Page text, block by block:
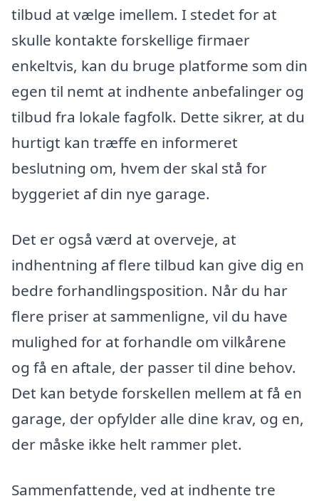
tilbud at vælge imellem. I stedet for at
skulle kontakte forskellige firmaer
enkeltvis, kan du bruge platforme som din
egen til nemt at indhente anbefalinger og
tilbud fra lokale fagfolk. Dette sikrer, at du
hurtigt kan træffe en informeret
beslutning om, hvem der skal stå for
byggeriet af din nye garage.
Det er også værd at overveje, at
indhentning af flere tilbud kan give dig en
bedre forhandlingsposition. Når du har
flere priser at sammenligne, vil du have
mulighed for at forhandle om vilkårene
og få en aftale, der passer til dine behov.
Det kan betyde forskellen mellem at få en
garage, der opfylder alle dine krav, og en,
der måske ikke helt rammer plet.
Sammenfattende, ved at indhente tre